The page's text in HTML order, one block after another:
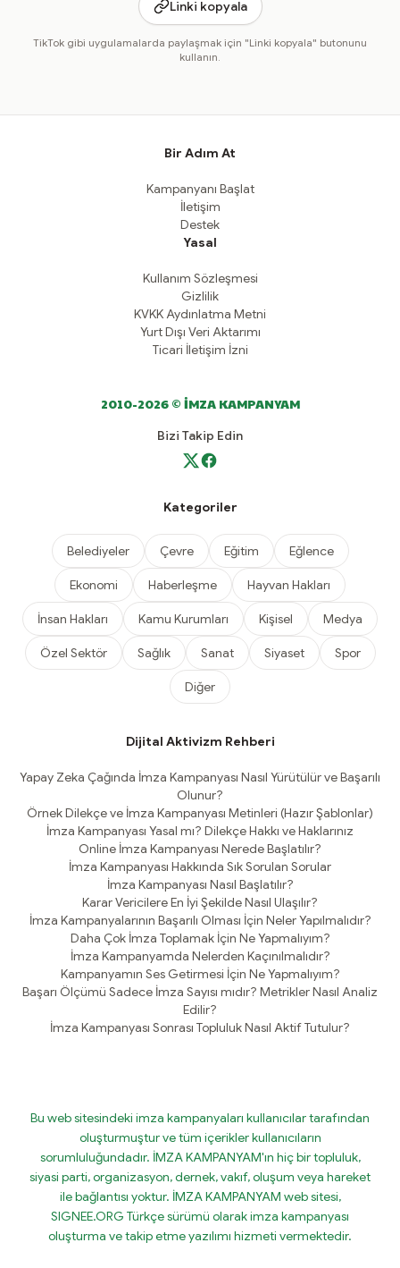
Linki kopyala
TikTok gibi uygulamalarda paylaşmak için "Linki kopyala" butonunu
kullanın.
Bir Adım At
Kampanyanı Başlat
İletişim
Destek
Yasal
Kullanım Sözleşmesi
Gizlilik
KVKK Aydınlatma Metni
Yurt Dışı Veri Aktarımı
Ticari İletişim İzni
2010-2026 © İMZA KAMPANYAM
Bizi Takip Edin
Kategoriler
Belediyeler Çevre Eğitim Eğlence
Ekonomi Haberleşme Hayvan Hakları
İnsan Hakları Kamu Kurumları Kişisel Medya
Özel Sektör Sağlık Sanat Siyaset Spor
Diğer
Dijital Aktivizm Rehberi
Yapay Zeka Çağında İmza Kampanyası Nasıl Yürütülür ve Başarılı
Olunur?
Örnek Dilekçe ve İmza Kampanyası Metinleri (Hazır Şablonlar)
İmza Kampanyası Yasal mı? Dilekçe Hakkı ve Haklarınız
Online İmza Kampanyası Nerede Başlatılır?
İmza Kampanyası Hakkında Sık Sorulan Sorular
İmza Kampanyası Nasıl Başlatılır?
Karar Vericilere En İyi Şekilde Nasıl Ulaşılır?
İmza Kampanyalarının Başarılı Olması İçin Neler Yapılmalıdır?
Daha Çok İmza Toplamak İçin Ne Yapmalıyım?
İmza Kampanyamda Nelerden Kaçınılmalıdır?
Kampanyamın Ses Getirmesi İçin Ne Yapmalıyım?
Başarı Ölçümü Sadece İmza Sayısı mıdır? Metrikler Nasıl Analiz
Edilir?
İmza Kampanyası Sonrası Topluluk Nasıl Aktif Tutulur?
Bu web sitesindeki imza kampanyaları kullanıcılar tarafından
oluşturmuştur ve tüm içerikler kullanıcıların
sorumluluğundadır. İMZA KAMPANYAM'ın hiç bir topluluk,
siyasi parti, organizasyon, dernek, vakıf, oluşum veya hareket
ile bağlantısı yoktur. İMZA KAMPANYAM web sitesi,
SIGNEE.ORG Türkçe sürümü olarak imza kampanyası
oluşturma ve takip etme yazılımı hizmeti vermektedir.